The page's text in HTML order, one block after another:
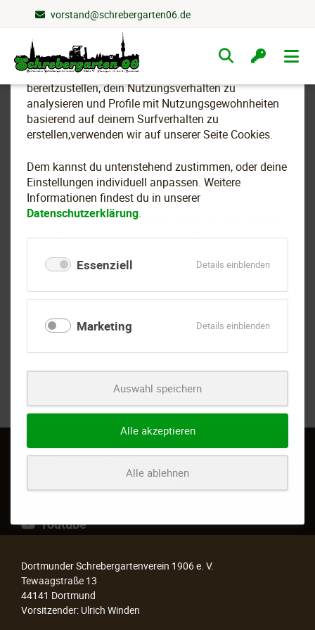
Wir nutzen Cookies
Um essenzielle Funktionen dieser Webseite
bereitzustellen, dein Nutzungsverhalten zu
analysieren und Profile mit Nutzungsgewohnheiten
basierend auf deinem Surfverhalten zu
erstellen,verwenden wir auf unserer Seite Cookies.
Dem kannst du untenstehend zustimmen, oder deine
Einstellungen individuell anpassen. Weitere
Informationen findest du in unserer
Datenschutzerklärung.
Essenziell Details einblendenfür
Marketing Details einblendenfür
Auswahl speichern
Alle akzeptieren
Alle ablehnen
vorstand@schrebergarten06.de
Navigation
überspringen
Schreddern
07.03.2025 14:00–18:00 Uhr
Schrebergarten 06 (Treffpunkt großer Schredderplatz),
Tewaagstr. 13, 44141 Dortmund-Mitte
Zurück zur Eventübersicht
Mit Liebe zur Natur
Unser Gartenverein seit 1906
Youtube
Dortmunder Schrebergartenverein 1906 e. V.
Tewaagstraße 13
44141 Dortmund
Vorsitzender: Ulrich Winden